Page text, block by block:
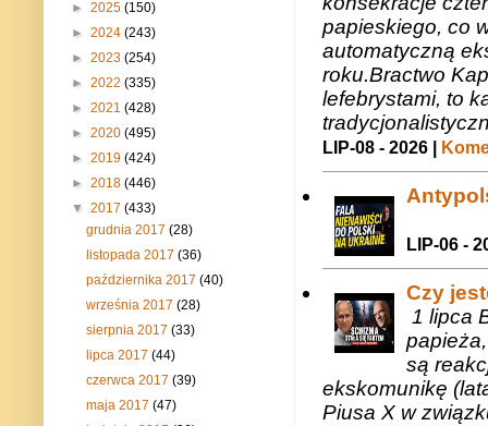
papieskiego, co
automatyczną
roku.Bractwo
lefebrystami, to
LIP-08 - 2026 |
LIP-06 -
Czy
1 lipca
są
ekskomunikę
Piusa X w
► 2025 (150)
► 2024 (243)
► 2023 (254)
► 2022 (335)
► 2021 (428)
► 2020 (495)
► 2019 (424)
► 2018 (446)
▼ 2017 (433)
grudnia 2017(28)
listopada 2017(36)
października 2017(40)
września 2017(28)
sierpnia 2017(33)
lipca 2017(44)
czerwca 2017(39)
maja 2017(47)